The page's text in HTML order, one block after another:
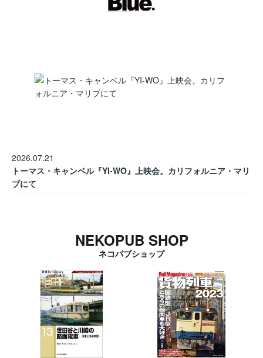
2026.07.21
トーマス・キャンベル『YI-WO』上映会。カリフォルニア・マリ
ブにて
NEKOPUB SHOP
ネコパブショップ